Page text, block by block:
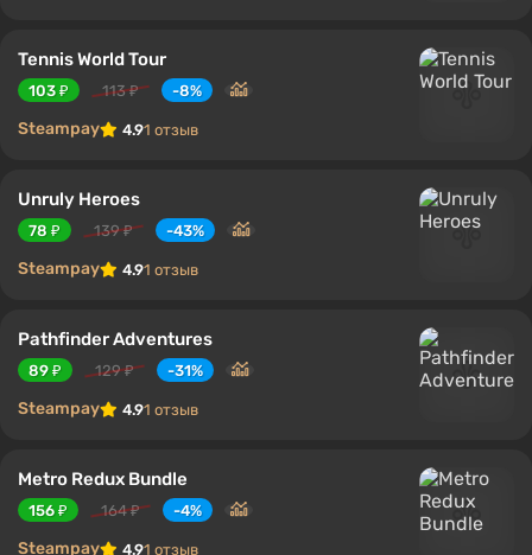
Tennis World Tour
103 ₽ 113 ₽ -8%
Steampay 4.91 отзыв
Unruly Heroes
78 ₽ 139 ₽ -43%
Steampay 4.91 отзыв
Pathfinder Adventures
89 ₽ 129 ₽ -31%
Steampay 4.91 отзыв
Metro Redux Bundle
156 ₽ 164 ₽ -4%
Steampay 4.91 отзыв